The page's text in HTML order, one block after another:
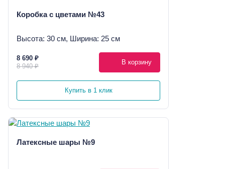
Коробка с цветами №43
Высота: 30 см, Ширина: 25 см
8 690 ₽
8 940 ₽
В корзину
Купить в 1 клик
Латексные шары №9